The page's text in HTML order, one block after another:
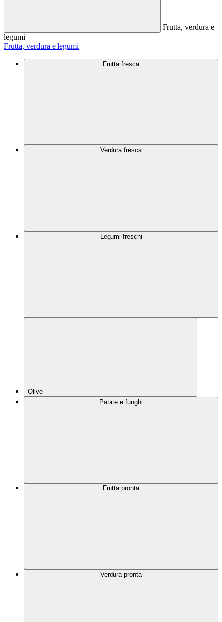
Frutta, verdura e
legumi
Frutta, verdura e legumi
Frutta fresca
Verdura fresca
Legumi freschi
Olive
Patate e funghi
Frutta pronta
Verdura pronta